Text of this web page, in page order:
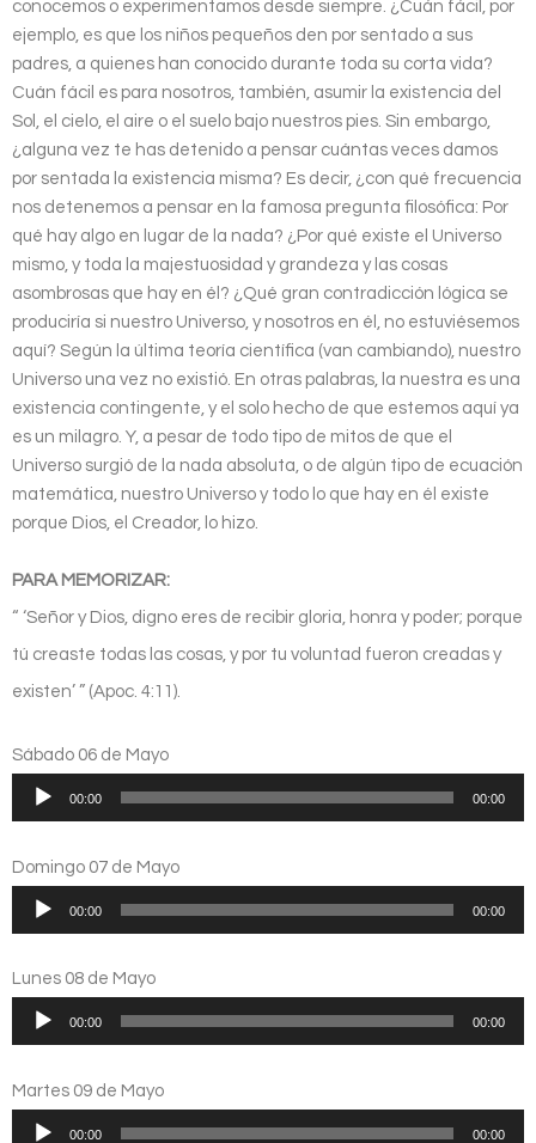
conocemos o experimentamos desde siempre. ¿Cuán fácil, por
ejemplo, es que los niños pequeños den por sentado a sus
padres, a quienes han conocido durante toda su corta vida?
Cuán fácil es para nosotros, también, asumir la existencia del
Sol, el cielo, el aire o el suelo bajo nuestros pies. Sin embargo,
¿alguna vez te has detenido a pensar cuántas veces damos
por sentada la existencia misma? Es decir, ¿con qué frecuencia
nos detenemos a pensar en la famosa pregunta filosófica: Por
qué hay algo en lugar de la nada? ¿Por qué existe el Universo
mismo, y toda la majestuosidad y grandeza y las cosas
asombrosas que hay en él? ¿Qué gran contradicción lógica se
produciría si nuestro Universo, y nosotros en él, no estuviésemos
aquí? Según la última teoría científica (van cambiando), nuestro
Universo una vez no existió. En otras palabras, la nuestra es una
existencia contingente, y el solo hecho de que estemos aquí ya
es un milagro. Y, a pesar de todo tipo de mitos de que el
Universo surgió de la nada absoluta, o de algún tipo de ecuación
matemática, nuestro Universo y todo lo que hay en él existe
porque Dios, el Creador, lo hizo.
PARA MEMORIZAR:
“ ‘Señor y Dios, digno eres de recibir gloria, honra y poder; porque
tú creaste todas las cosas, y por tu voluntad fueron creadas y
existen’ ” (Apoc. 4:11).
Sábado 06 de Mayo
Reproductor
audio
00:00 00:00
Domingo 07 de Mayo
Reproductor
audio
00:00 00:00
Lunes 08 de Mayo
Reproductor
audio
00:00 00:00
Martes 09 de Mayo
Reproductor
00:00 00:00